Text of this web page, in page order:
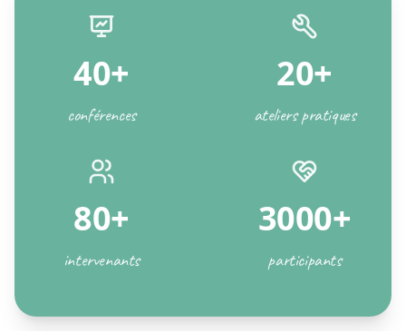
40+
conférences
20+
ateliers pratiques
80+
intervenants
3000+
participants